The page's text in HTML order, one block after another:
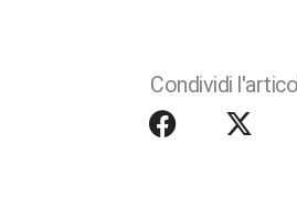
Condividi